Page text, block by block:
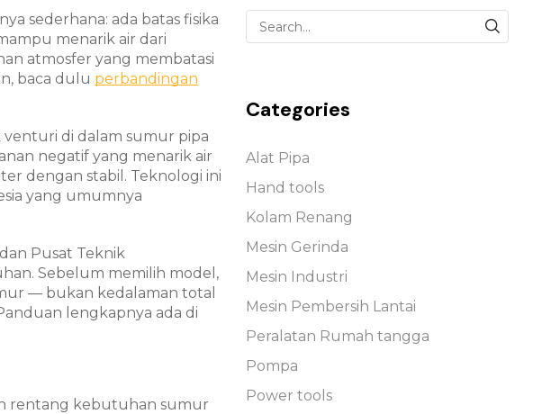
sederhana: ada batas fisika
menarik air dari
atmosfer yang membatasi
baca dulu perbandingan
di dalam sumur pipa
negatif yang menarik air
dengan stabil. Teknologi ini
yang umumnya
Pusat Teknik
Sebelum memilih model,
— bukan kedalaman total
lengkapnya ada di
rentang kebutuhan sumur
Categories
Alat Pipa
Hand tools
Kolam Renang
Mesin Gerinda
Mesin Industri
Mesin Pembersih Lantai
Peralatan Rumah tangga
Pompa
Power tools